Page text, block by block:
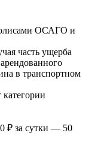
ОСАГО и
часть ущерба
в транспортном
₽ за сутки — 50